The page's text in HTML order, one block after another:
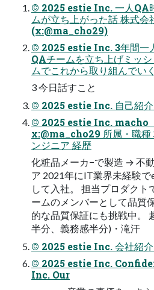
© 2025 estie Inc. 一人QA
ムが立ち上がった話 株式
(x:@ma_cho29)
© 2025 estie Inc. 3年間一
QAチームを立ち上げミッ
ムでこれから取り組んでい
3 今日話すこと
© 2025 estie Inc. 自己紹
© 2025 estie Inc. macho
x:@ma_cho29 所属・職
ンジニア 経歴
化粧品メーカ−で製造 → 不
ア 2021年にIT業界未経験
して入社。 担当プロダクト
ームのメンバーとして品質
的な品質保証にも挑戦中。
半分、義務感半分)・滝汗
© 2025 estie Inc. 会社紹
© 2025 estie Inc.
Inc. Our